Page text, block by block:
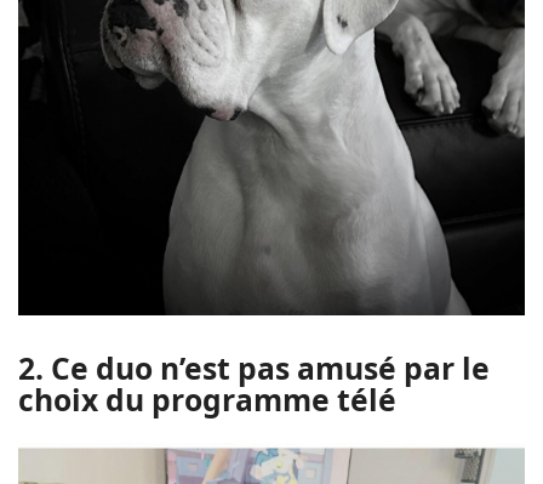
2. Ce duo n’est pas amusé par le
choix du programme télé